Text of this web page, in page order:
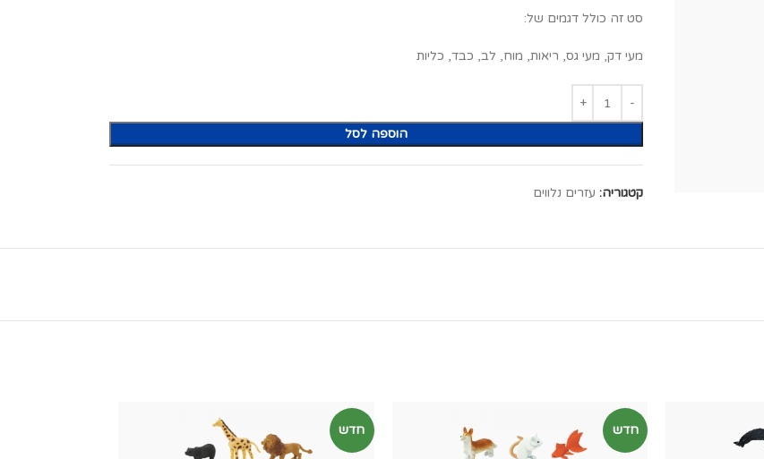
סט זה כולל דגמים של:
מעי דק, מעי גס, ריאות, מוח, לב, כבד, כליות
הוספה לסל
קטגוריה: עזרים נלווים
חדש חדש